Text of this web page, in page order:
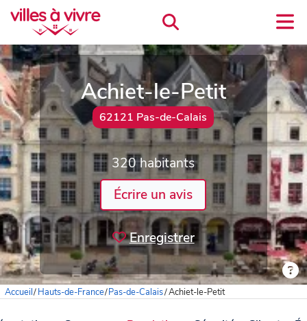
Achiet-le-Petit
62121 Pas-de-Calais
320 habitants
Écrire un avis
Enregistrer
Accueil/Hauts-de-France/Pas-de-Calais/Achiet-le-Petit